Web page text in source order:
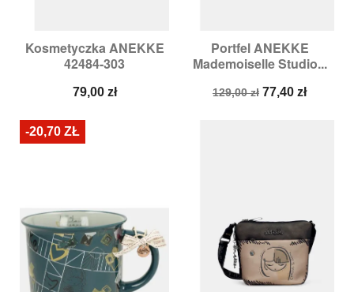
Kosmetyczka ANEKKE
42484-303
Cena
79,00 zł
Portfel ANEKKE
Mademoiselle Studio...
Cena
129,00 zł Cena
77,40 zł
-20,70 ZŁ